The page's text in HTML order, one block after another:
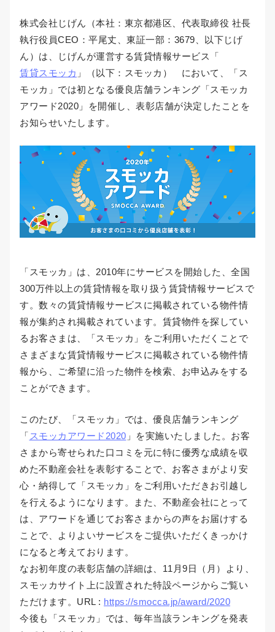
株式会社じげん（本社：東京都港区、代表取締役 社長
執行役員CEO：平尾丈、東証一部：3679、以下じげ
ん）は、じげんが運営する賃貸情報サービス「
賃貸スモッカ 」（以下：スモッカ） において、「ス
モッカ」では初となる優良店舗ランキング「スモッカ
アワード2020」を開催し、表彰店舗が決定したことを
お知らせいたします。
「スモッカ」は、2010年にサービスを開始した、全国
300万件以上の賃貸情報を取り扱う賃貸情報サービスで
す。数々の賃貸情報サービスに掲載されている物件情
報が集約され掲載されています。賃貸物件を探してい
るお客さまは、「スモッカ」をご利用いただくことで
さまざまな賃貸情報サービスに掲載されている物件情
報から、ご希望に沿った物件を検索、お申込みをする
ことができます。
このたび、「スモッカ」では、優良店舗ランキング
「 スモッカアワード2020 」を実施いたしました。お客
さまから寄せられた口コミを元に特に優秀な成績を収
めた不動産会社を表彰することで、お客さまがより安
心・納得して「スモッカ」をご利用いただきお引越し
を行えるようになります。また、不動産会社にとって
は、アワードを通じてお客さまからの声をお届けする
ことで、よりよいサービスをご提供いただくきっかけ
になると考えております。
なお初年度の表彰店舗の詳細は、11月9日（月）より、
スモッカサイト上に設置された特設ページからご覧い
ただけます。URL : https://smocca.jp/award/2020
今後も「スモッカ」では、毎年当該ランキングを発表